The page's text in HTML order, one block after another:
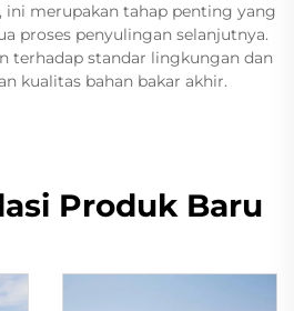
ini merupakan tahap penting yang
proses penyulingan selanjutnya.
terhadap standar lingkungan dan
kualitas bahan bakar akhir.
Produk Baru